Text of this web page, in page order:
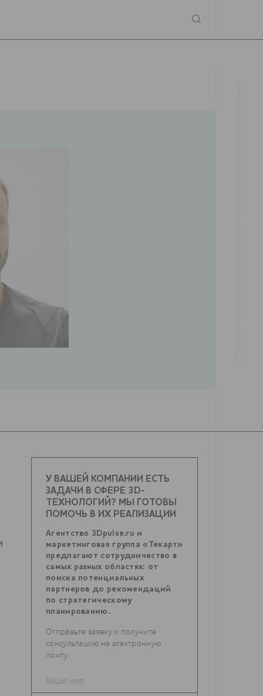
У ВАШЕЙ КОМПАНИИ ЕСТЬ
ЗАДАЧИ В СФЕРЕ 3D-
ТЕХНОЛОГИЙ? МЫ ГОТОВЫ
ПОМОЧЬ В ИХ РЕАЛИЗАЦИИ
Агентство 3Dpulse.ru и
маркетинговая группа «Текарт»
предлагают сотрудничество в
самых разных областях: от
поиска потенциальных
партнеров до рекомендаций
по стратегическому
планированию.
Отправьте заявку и получите
консультацию на электронную
почту.